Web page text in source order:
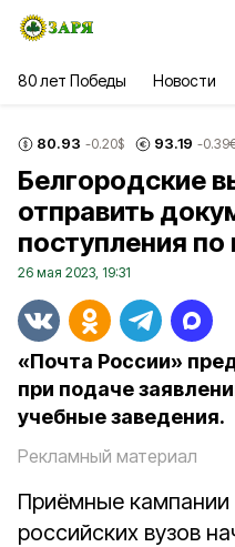
80 лет Победы Новости
80.93 -0.20$ 93.19 -0.39
Белгородские
отправить
поступления по
26 мая 2023, 19:31
«Почта России»
при подаче
учебные заведения.
Рекламный материал
Приёмные кампании
российских вузов